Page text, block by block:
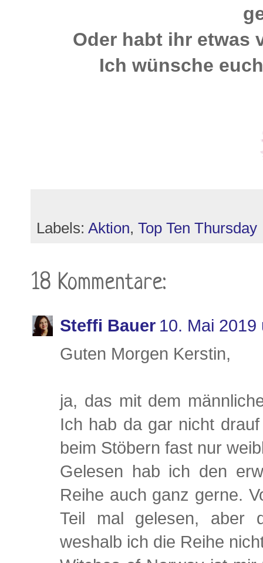
Oder habt ihr etwas
Ich wünsche
Labels: Aktion, Top Ten Thursday
18 Kommentare:
Steffi Bauer 10. Mai 2019
Guten Morgen Kerstin,
ja, das mit dem
Ich hab da gar nicht
beim Stöbern fast nur
Gelesen hab ich den
Reihe auch ganz gerne.
Teil mal gelesen, aber
weshalb ich die Reihe